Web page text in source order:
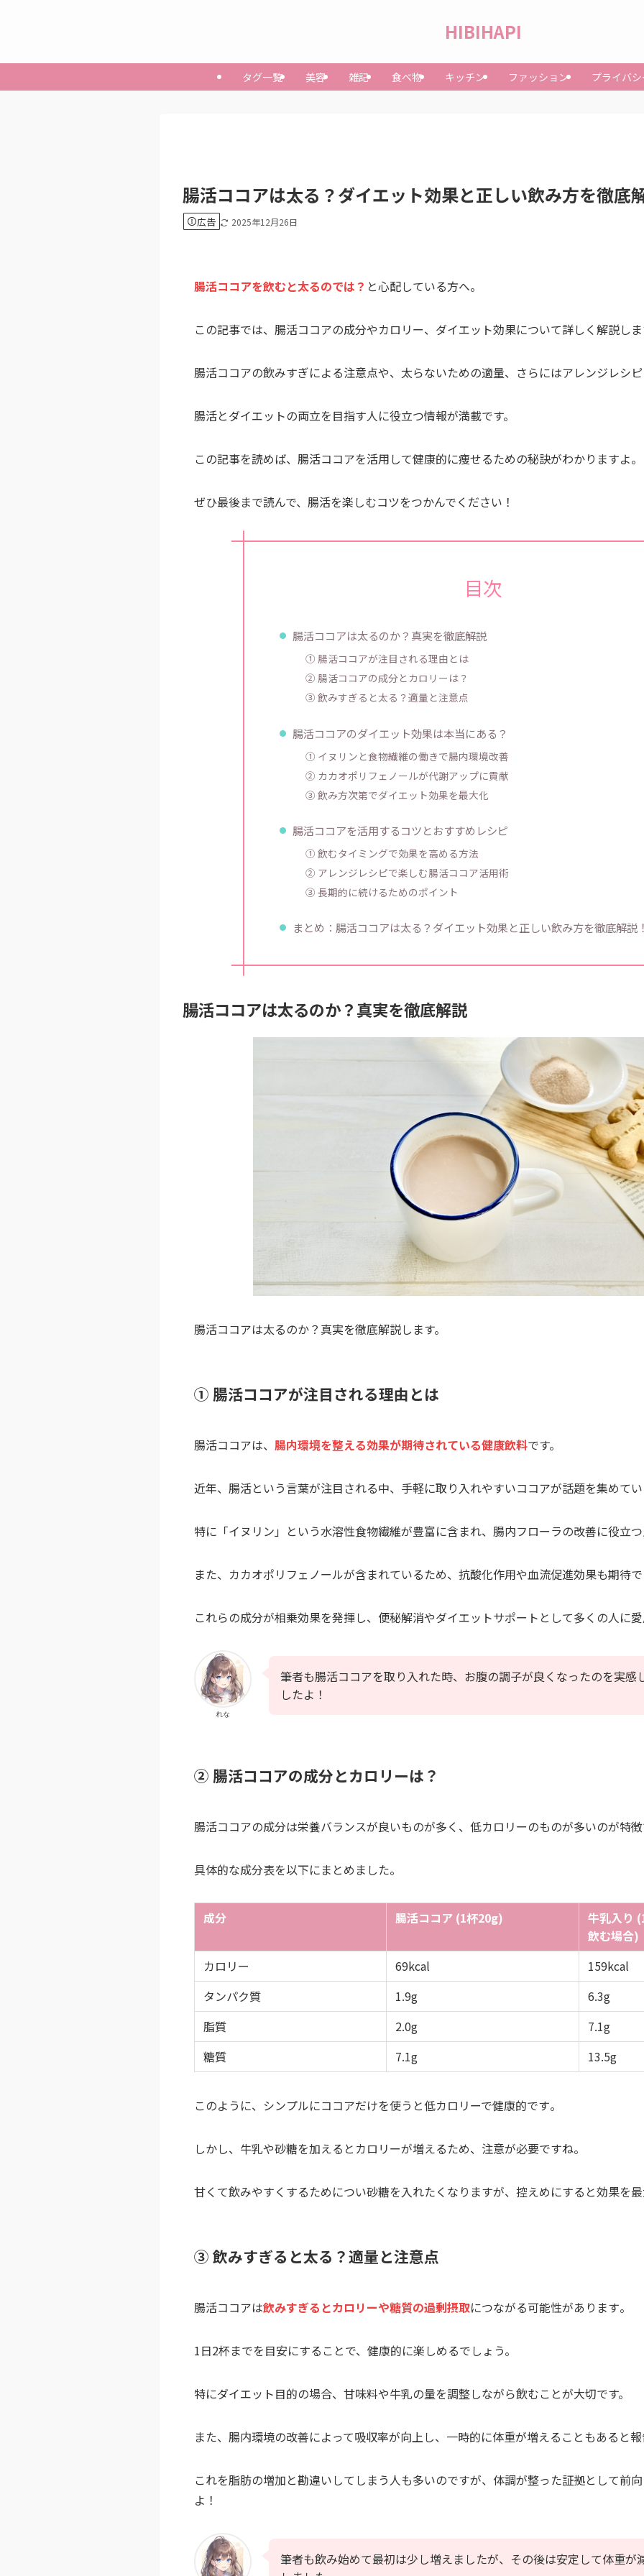
HIBIHAPI
タグ一覧 美容 雑記 食べ物 キッチン ファッション プライバ
腸活ココアは太る？ダイエット効果と正しい飲み方を徹底
広告 2025年12月26日
腸活ココアを飲むと太るのでは？ と心配している方へ。
この記事では、腸活ココアの成分やカロリー、ダイエット効果について詳しく解説し
腸活ココアの飲みすぎによる注意点や、太らないための適量、さらにはアレンジレシ
腸活とダイエットの両立を目指す人に役立つ情報が満載です。
この記事を読めば、腸活ココアを活用して健康的に痩せるための秘訣がわかりますよ。
ぜひ最後まで読んで、腸活を楽しむコツをつかんでください！
目次
腸活ココアは太るのか？真実を徹底解説
① 腸活ココアが注目される理由とは
② 腸活ココアの成分とカロリーは？
③ 飲みすぎると太る？適量と注意点
腸活ココアのダイエット効果は本当にある？
① イヌリンと食物繊維の働きで腸内環境改善
② カカオポリフェノールが代謝アップに貢献
③ 飲み方次第でダイエット効果を最大化
腸活ココアを活用するコツとおすすめレシピ
① 飲むタイミングで効果を高める方法
② アレンジレシピで楽しむ腸活ココア活用術
③ 長期的に続けるためのポイント
まとめ：腸活ココアは太る？ダイエット効果と正しい飲み方を徹底解説
腸活ココアは太るのか？真実を徹底解説
腸活ココアは太るのか？真実を徹底解説します。
① 腸活ココアが注目される理由とは
腸活ココアは、 腸内環境を整える効果が期待されている健康飲料です。
近年、腸活という言葉が注目される中、手軽に取り入れやすいココアが話題を集めて
特に「イヌリン」という水溶性食物繊維が豊富に含まれ、腸内フローラの改善に役立
また、カカオポリフェノールが含まれているため、抗酸化作用や血流促進効果も期待
これらの成分が相乗効果を発揮し、便秘解消やダイエットサポートとして多くの人に
れな
筆者も腸活ココアを取り入れた時、お腹の調子が良くなったのを実感
したよ！
② 腸活ココアの成分とカロリーは？
腸活ココアの成分は栄養バランスが良いものが多く、低カロリーのものが多いのが特
具体的な成分表を以下にまとめました。
成分 腸活ココア (1杯20g)
牛乳入り
飲む場合)
カロリー
69kcal
159kcal
タンパク質
1.9g
6.3g
脂質
2.0g
7.1g
糖質
7.1g 13.5g
このように、シンプルにココアだけを使うと低カロリーで健康的です​。
しかし、牛乳や砂糖を加えるとカロリーが増えるため、注意が必要ですね。
甘くて飲みやすくするためについ砂糖を入れたくなりますが、控えめにすると効果を
③ 飲みすぎると太る？適量と注意点
腸活ココアは飲みすぎるとカロリーや糖質の過剰摂取につながる可能性があります​。
1日2杯までを目安にすることで、健康的に楽しめるでしょう。
特にダイエット目的の場合、甘味料や牛乳の量を調整しながら飲むことが大切です。
また、腸内環境の改善によって吸収率が向上し、一時的に体重が増えることもあると
これを脂肪の増加と勘違いしてしまう人も多いのですが、体調が整った証拠として前
よ！
筆者も飲み始めて最初は少し増えましたが、その後は安定して体重が